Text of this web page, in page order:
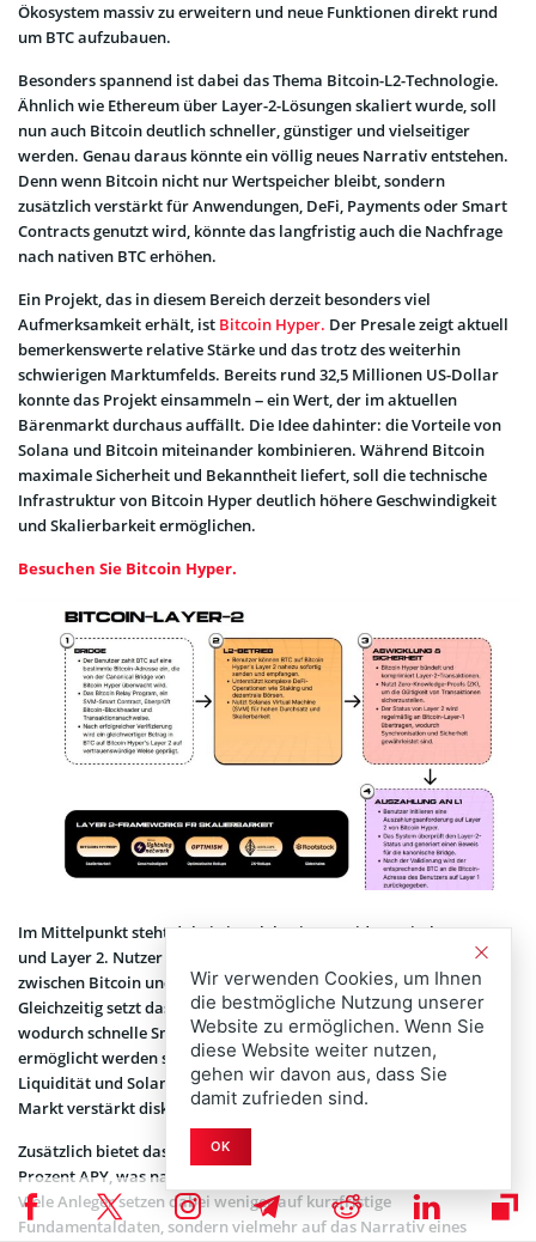
Ökosystem massiv zu erweitern und neue Funktionen direkt rund
um BTC aufzubauen.
Besonders spannend ist dabei das Thema Bitcoin-L2-Technologie.
Ähnlich wie Ethereum über Layer-2-Lösungen skaliert wurde, soll
nun auch Bitcoin deutlich schneller, günstiger und vielseitiger
werden. Genau daraus könnte ein völlig neues Narrativ entstehen.
Denn wenn Bitcoin nicht nur Wertspeicher bleibt, sondern
zusätzlich verstärkt für Anwendungen, DeFi, Payments oder Smart
Contracts genutzt wird, könnte das langfristig auch die Nachfrage
nach nativen BTC erhöhen.
Ein Projekt, das in diesem Bereich derzeit besonders viel
Aufmerksamkeit erhält, ist Bitcoin Hyper. Der Presale zeigt aktuell
bemerkenswerte relative Stärke und das trotz des weiterhin
schwierigen Marktumfelds. Bereits rund 32,5 Millionen US-Dollar
konnte das Projekt einsammeln – ein Wert, der im aktuellen
Bärenmarkt durchaus auffällt. Die Idee dahinter: die Vorteile von
Solana und Bitcoin miteinander kombinieren. Während Bitcoin
maximale Sicherheit und Bekanntheit liefert, soll die technische
Infrastruktur von Bitcoin Hyper deutlich höhere Geschwindigkeit
und Skalierbarkeit ermöglichen.
Besuchen Sie Bitcoin Hyper.
Im Mittelpunkt steht dabei eine zk-basierte Bridge zwischen Layer 1
und Layer 2. Nutzer sollen dadurch Vermögenswerte effizient
zwischen Bitcoin und der neuen Infrastruktur bewegen können.
Gleichzeitig setzt das Projekt auf die Solana Virtual Machine,
wodurch schnelle Smart Contracts und moderne Anwendungen
ermöglicht werden sollen. Genau diese Kombination aus Bitcoin-
Liquidität und Solana-ähnlicher Performance wird derzeit am
Markt verstärkt diskutiert.
Zusätzlich bietet das Projekt aktuell Staking-Renditen von rund 36
Prozent APY, was natürlich zusätzlich spekulatives Kapital anzieht.
Viele Anleger setzen dabei weniger auf kurzfristige
Fundamentaldaten, sondern vielmehr auf das Narrativ eines
Wir verwenden Cookies, um Ihnen
die bestmögliche Nutzung unserer
Website zu ermöglichen. Wenn Sie
diese Website weiter nutzen,
gehen wir davon aus, dass Sie
damit zufrieden sind.
OK